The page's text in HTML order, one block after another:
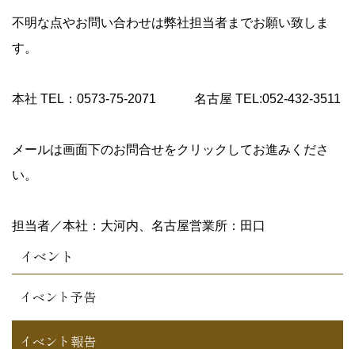
不明な点やお問い合わせは弊社担当者までお願い致しま
す。
本社 TEL：0573-75-2071 名古屋 TEL:052-432-3511
メールは画面下のお問合せをクリックしてお進みくださ
い。
担当者／本社：大河内、名古屋営業所：田口
イベント
イベント予告
イベント報告